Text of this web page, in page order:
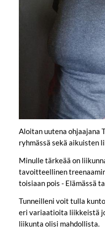
Aloitan uutena ohjaajana
ryhmässä sekä aikuisten
Minulle tärkeää on
tavoitteellinen
toisiaan pois - Elämässä
Tunneilleni voit tulla
eri variaatioita liikkeistä
liikunta olisi mahdollista.